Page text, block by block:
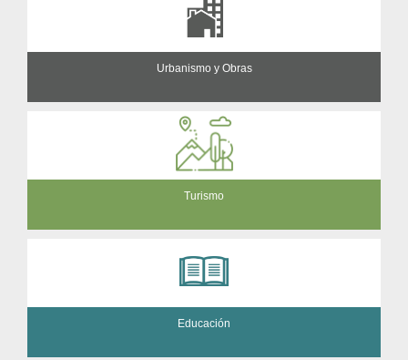
Urbanismo y Obras
Turismo
Educación